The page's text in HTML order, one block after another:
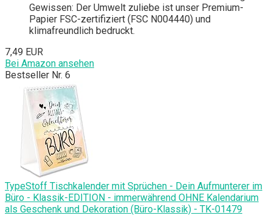
Gewissen: Der Umwelt zuliebe ist unser Premium-
Papier FSC-zertifiziert (FSC N004440) und
klimafreundlich bedruckt.
7,49 EUR
Bei Amazon ansehen
Bestseller Nr. 6
TypeStoff Tischkalender mit Sprüchen - Dein Aufmunterer im
Büro - Klassik-EDITION - immerwährend OHNE Kalendarium
als Geschenk und Dekoration (Büro-Klassik) - TK-01479